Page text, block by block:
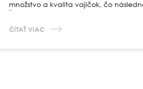
množstvo a kvalita vajíčok, čo
šance na otehotnenie.
ČÍTAŤ VIAC